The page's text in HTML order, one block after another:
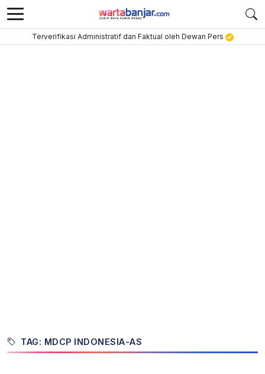
Terverifikasi Administratif dan Faktual oleh Dewan Pers
TAG: MDCP INDONESIA-AS